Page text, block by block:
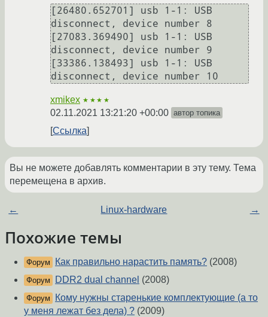
[26480.652701] usb 1-1: USB
disconnect, device number 8
[27083.369490] usb 1-1: USB
disconnect, device number 9
[33386.138493] usb 1-1: USB
xmikex ★★★★
02.11.2021 13:21:20 +00:00 автор топика
Ссылка
Вы не можете добавлять комментарии в эту тему. Тема
перемещена в архив.
← Linux-hardware →
Похожие темы
Форум Как правильно нарастить память? (2008)
Форум DDR2 dual channel (2008)
Форум
Кому нужны старенькие комплектующие (а то
у меня лежат без дела) ? (2009)